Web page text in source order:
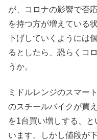
が、コロナの影響で否
を持つ方が増えている
下げしていくようには
るとしたら、恐らくコ
うか。
ミドルレンジのスマー
のスチールバイクが買
を1台買い増しする、
います。しかし値段が